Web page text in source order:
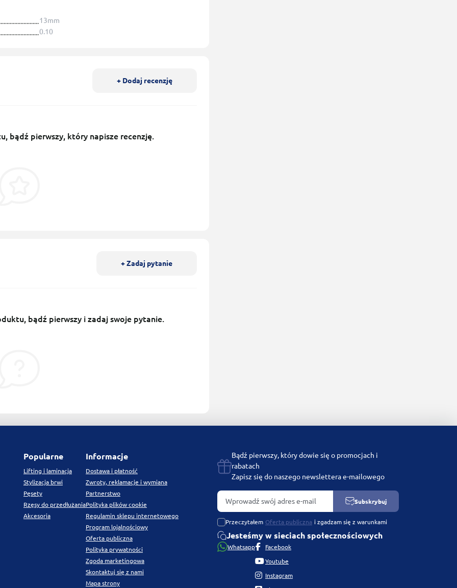
13mm
0.10
+ Dodaj recenzję
bądź pierwszy, który napisze recenzję.
+ Zadaj pytanie
bądź pierwszy i zadaj swoje pytanie.
Popularne
Lifting i laminacja
Stylizacja brwi
Pęsety
Rzęsy do przedłużania
Akcesoria
Informacje
Dostawa i płatność
Zwroty, reklamacje i wymiana
Partnerstwo
Polityka plików cookie
Regulamin sklepu internetowego
Program lojalnościowy
Oferta publiczna
Polityka prywatności
Zgoda marketingowa
Skontaktuj się z nami
Mapa strony
Jesteśmy w sieciach społecznościowych
Whatsapp Facebook
Youtube
Instagram
Bądź pierwszy, który dowie się o promocjach i
rabatach
Zapisz się do naszego newslettera e-mailowego
Subskrybuj
Przeczytałem Oferta publiczna i zgadzam się z warunkami